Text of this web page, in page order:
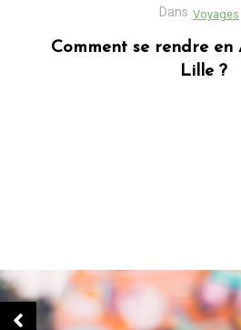
Dans Business
Découvrez Donafesta :
vos cadeaux
Dans Blog africain